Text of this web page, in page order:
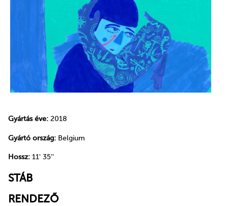
Gyártás éve: 2018
Gyártó ország: Belgium
Hossz: 11' 35''
STÁB
RENDEZŐ